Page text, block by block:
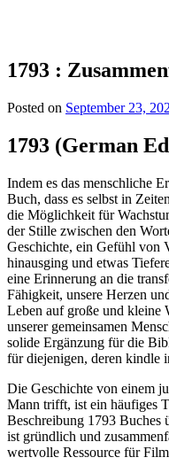
1793 :
Posted on September 23,
1793 (German
Indem es das menschliche
Buch, dass es selbst in
die Möglichkeit für
der Stille zwischen den
Geschichte, ein Gefühl von
hinausging und etwas
eine Erinnerung an die
Fähigkeit, unsere Herzen
Leben auf große und kleine
unserer gemeinsamen
solide Ergänzung für die
für diejenigen, deren kindle
Die Geschichte von einem
Mann trifft, ist ein häufiges
Beschreibung 1793 Buches
ist gründlich und
wertvolle Ressource für